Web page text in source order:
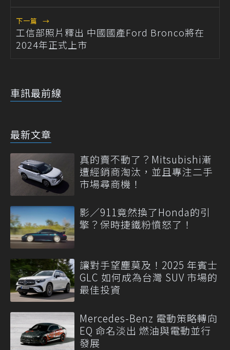
下一篇 →
工信部照片釋出 中國國產Ford Bronco將在
2024年正式上市
車訊最前線
最新文章
真的賣不動了？Mitsubishi漸
遭經銷商淘汰，並且專注二手
市場尋商機！
影／911竟然換了Honda的引
擎？保時捷鐵粉憤怒了！
讓對手望塵莫及！2025 年賓士
GLC 如何成為台灣 SUV 市場的
最佳投資
Mercedes-Benz 電動策略轉向
EQ 命名淡出 燃油與電動並行
發展